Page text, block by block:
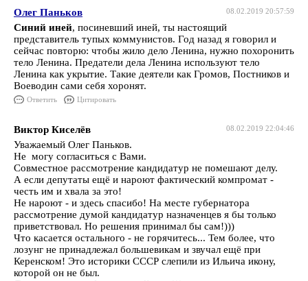
08.02.2019 20:57:59
Олег Паньков
Синий иней, посиневший иней, ты настоящий
представитель тупых коммунистов. Год назад я говорил и
сейчас повторю: чтобы жило дело Ленина, нужно похоронить
тело Ленина. Предатели дела Ленина используют тело
Ленина как укрытие. Такие деятели как Громов, Постников и
Воеводин сами себя хоронят.
Ответить Цитировать
08.02.2019 22:04:46
Виктор Киселёв
Уважаемый Олег Паньков.
Не могу согласиться с Вами.
Совместное рассмотрение кандидатур не помешают делу.
А если депутаты ещё и нароют фактический компромат -
честь им и хвала за это!
Не нароют - и здесь спасибо! На месте губернатора
рассмотрение думой кандидатур назначенцев я бы только
приветствовал. Но решения принимал бы сам!)))
Что касается остального - не горячитесь... Тем более, что
лозунг не принадлежал большевикам и звучал ещё при
Керенском! Это историки СССР слепили из Ильича икону,
которой он не был.